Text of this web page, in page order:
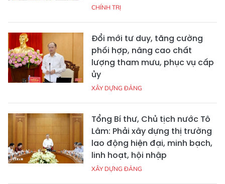
CHÍNH TRỊ
Đổi mới tư duy, tăng cường
phối hợp, nâng cao chất
lượng tham mưu, phục vụ cấp
ủy
XÂY DỰNG ĐẢNG
Tổng Bí thư, Chủ tịch nước Tô
Lâm: Phải xây dựng thị trường
lao động hiện đại, minh bạch,
linh hoạt, hội nhập
XÂY DỰNG ĐẢNG